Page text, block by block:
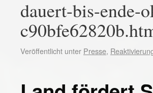
dauert-bis-ende-
Veröffentlicht unter Presse,